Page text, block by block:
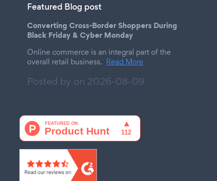
Featured Blog post
Converting Cross-Border Shoppers During
Black Friday & Cyber Monday
Online commerce is an integral part of the
overall retail business. Read More
Posted by on 2026-08-09